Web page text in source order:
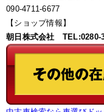
090-4711-6677
【ショップ情報】
朝日株式会社 TEL:0280-